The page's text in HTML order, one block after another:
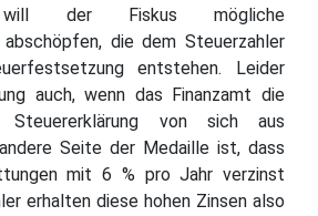
will der Fiskus mögliche
die dem Steuerzahler
entstehen. Leider
auch, wenn das Finanzamt die
Steuererklärung von sich aus
Seite der Medaille ist, dass
mit 6 % pro Jahr verzinst
erhalten diese hohen Zinsen also